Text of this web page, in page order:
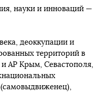
науки и инноваций —
деоккупации и
территорий в
АР Крым, Севастополя,